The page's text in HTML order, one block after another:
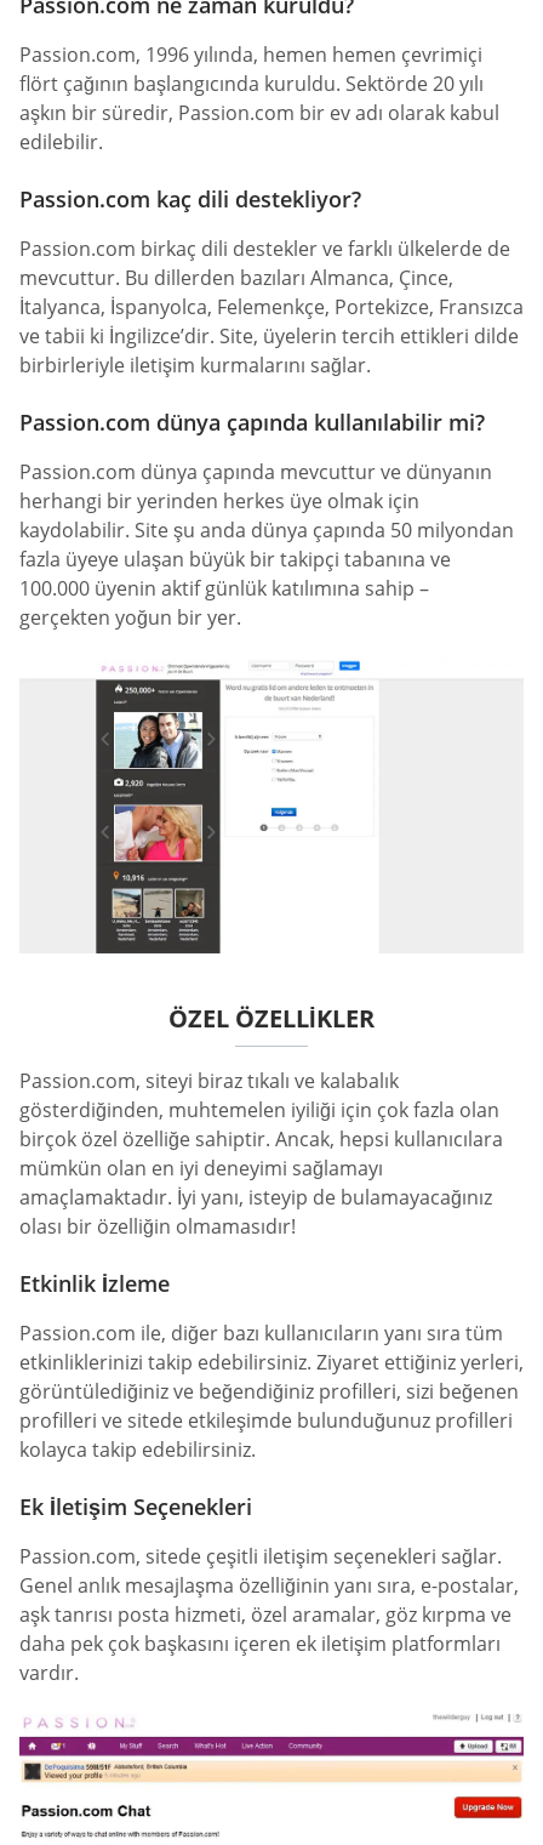
Passion.com, 1996 yılında, hemen hemen çevrimiçi
flört çağının başlangıcında kuruldu. Sektörde 20 yılı
aşkın bir süredir, Passion.com bir ev adı olarak kabul
edilebilir.
Passion.com kaç dili destekliyor?
Passion.com birkaç dili destekler ve farklı ülkelerde de
mevcuttur. Bu dillerden bazıları Almanca, Çince,
İtalyanca, İspanyolca, Felemenkçe, Portekizce, Fransızca
ve tabii ki İngilizce’dir. Site, üyelerin tercih ettikleri dilde
birbirleriyle iletişim kurmalarını sağlar.
Passion.com dünya çapında kullanılabilir mi?
Passion.com dünya çapında mevcuttur ve dünyanın
herhangi bir yerinden herkes üye olmak için
kaydolabilir. Site şu anda dünya çapında 50 milyondan
fazla üyeye ulaşan büyük bir takipçi tabanına ve
100.000 üyenin aktif günlük katılımına sahip –
gerçekten yoğun bir yer.
ÖZEL ÖZELLIKLER
Passion.com, siteyi biraz tıkalı ve kalabalık
gösterdiğinden, muhtemelen iyiliği için çok fazla olan
birçok özel özelliğe sahiptir. Ancak, hepsi kullanıcılara
mümkün olan en iyi deneyimi sağlamayı
amaçlamaktadır. İyi yanı, isteyip de bulamayacağınız
olası bir özelliğin olmamasıdır!
Etkinlik İzleme
Passion.com ile, diğer bazı kullanıcıların yanı sıra tüm
etkinliklerinizi takip edebilirsiniz. Ziyaret ettiğiniz yerleri,
görüntülediğiniz ve beğendiğiniz profilleri, sizi beğenen
profilleri ve sitede etkileşimde bulunduğunuz profilleri
kolayca takip edebilirsiniz.
Ek İletişim Seçenekleri
Passion.com, sitede çeşitli iletişim seçenekleri sağlar.
Genel anlık mesajlaşma özelliğinin yanı sıra, e-postalar,
aşk tanrısı posta hizmeti, özel aramalar, göz kırpma ve
daha pek çok başkasını içeren ek iletişim platformları
vardır.